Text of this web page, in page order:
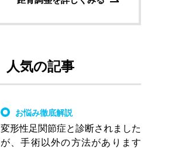
人気の記事
お悩み徹底解説
変形性足関節症と診断されました
が、手術以外の方法があります